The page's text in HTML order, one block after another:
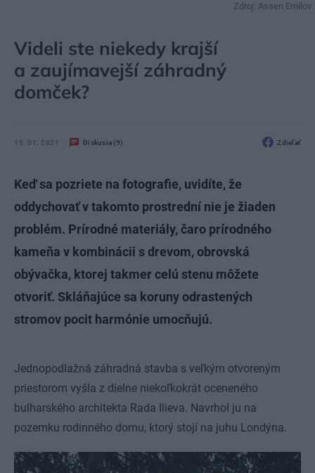
Zdroj: Assen Emilov
Videli ste niekedy krajší
a zaujímavejší záhradný
domček?
15. 01. 2021 Diskusia (9) Zdieľať
Keď sa pozriete na fotografie, uvidíte, že
oddychovať v takomto prostrední nie je žiaden
problém. Prírodné materiály, čaro prírodného
kameňa v kombinácii s drevom, obrovská
obývačka, ktorej takmer celú stenu môžete
otvoriť. Skláňajúce sa koruny odrastených
stromov pocit harmónie umocňujú.
Jednopodlažná záhradná stavba s veľkým otvoreným
priestorom vyšla z dielne niekoľkokrát oceneného
bulharského architekta Rada Ilieva. Navrhol ju na
pozemku rodinného domu, ktorý stojí na juhu Londýna.